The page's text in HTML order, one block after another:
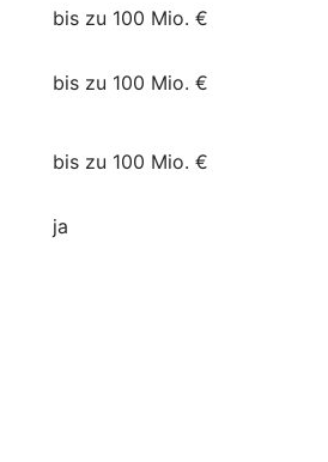
bis zu 100 Mio. €
bis zu 100 Mio. €
bis zu 100 Mio. €
ja